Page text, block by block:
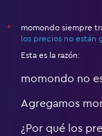
*
momondo siempre
los precios no están
Esta es la razón:
momondo no
Agregamos
¿Por qué los